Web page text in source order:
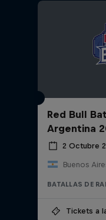
Red Bull
Argentina
2 Octubre
Buenos
BATALLAS DE
Tickets a